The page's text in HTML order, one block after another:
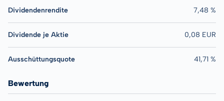
Dividendenrendite 7,48 %
Dividende je Aktie 0,08 EUR
Ausschüttungsquote 41,71 %
Bewertung